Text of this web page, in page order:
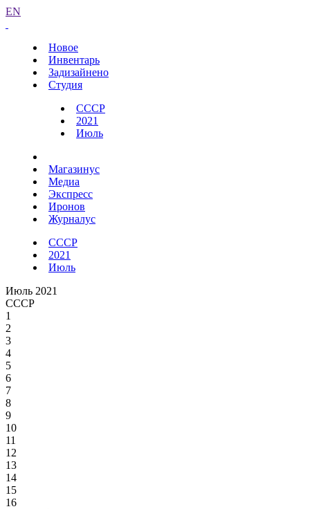
EN
Новое
Инвентарь
Задизайнено
Студия
СССР
2021
Июль
Магазинус
Медиа
Экспресс
Иронов
Журналус
СССР
2021
Июль
Июль 2021
СССР
1
2
3
4
5
6
7
8
9
10
11
12
13
14
15
16